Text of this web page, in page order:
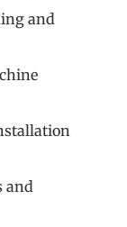
and
and